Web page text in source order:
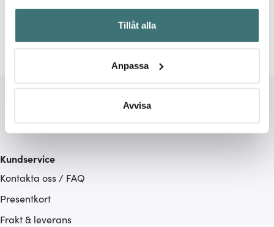
Samla in information om din geografiska plats som
kan ha en noggrannhet på upp till flera meter
Identifiera din enhet genom att aktivt skanna den för
Ta reda på mer om hur dina personliga uppgifter
Du kan ändra eller dra tillbaka ditt samtycke när som
ska anpassas efter det som vi tror att du tycker om. Det
gör också att vi kan analysera vår trafik och göra
som du vill dela med dig av.
Tillåt alla
Anpassa
Avvisa
Ljusmanschetter
Kundservice
Kontakta oss / FAQ
Presentkort
Frakt & leverans